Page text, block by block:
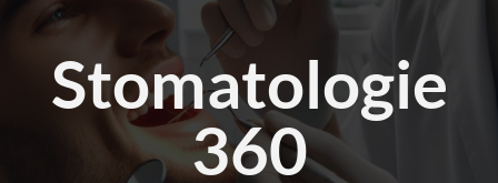
contentStomatologie
360